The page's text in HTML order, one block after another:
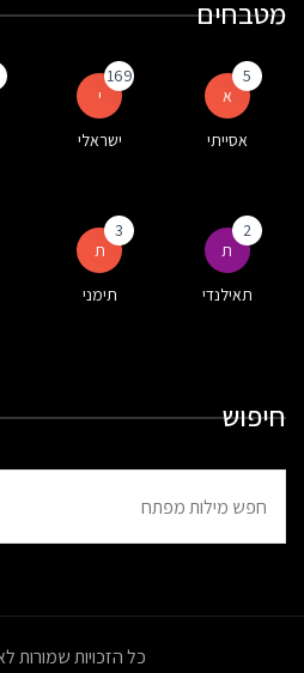
מטבחים
א
5
אסייתי
י
169
ישראלי
ת
2
תאילנדי
ת
3
תימני
חיפוש
עבור
כל הזכויות שמורות